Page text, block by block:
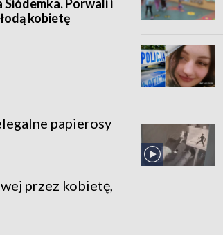
Siódemka. Porwali i
kobietę
papierosy
przez kobietę,